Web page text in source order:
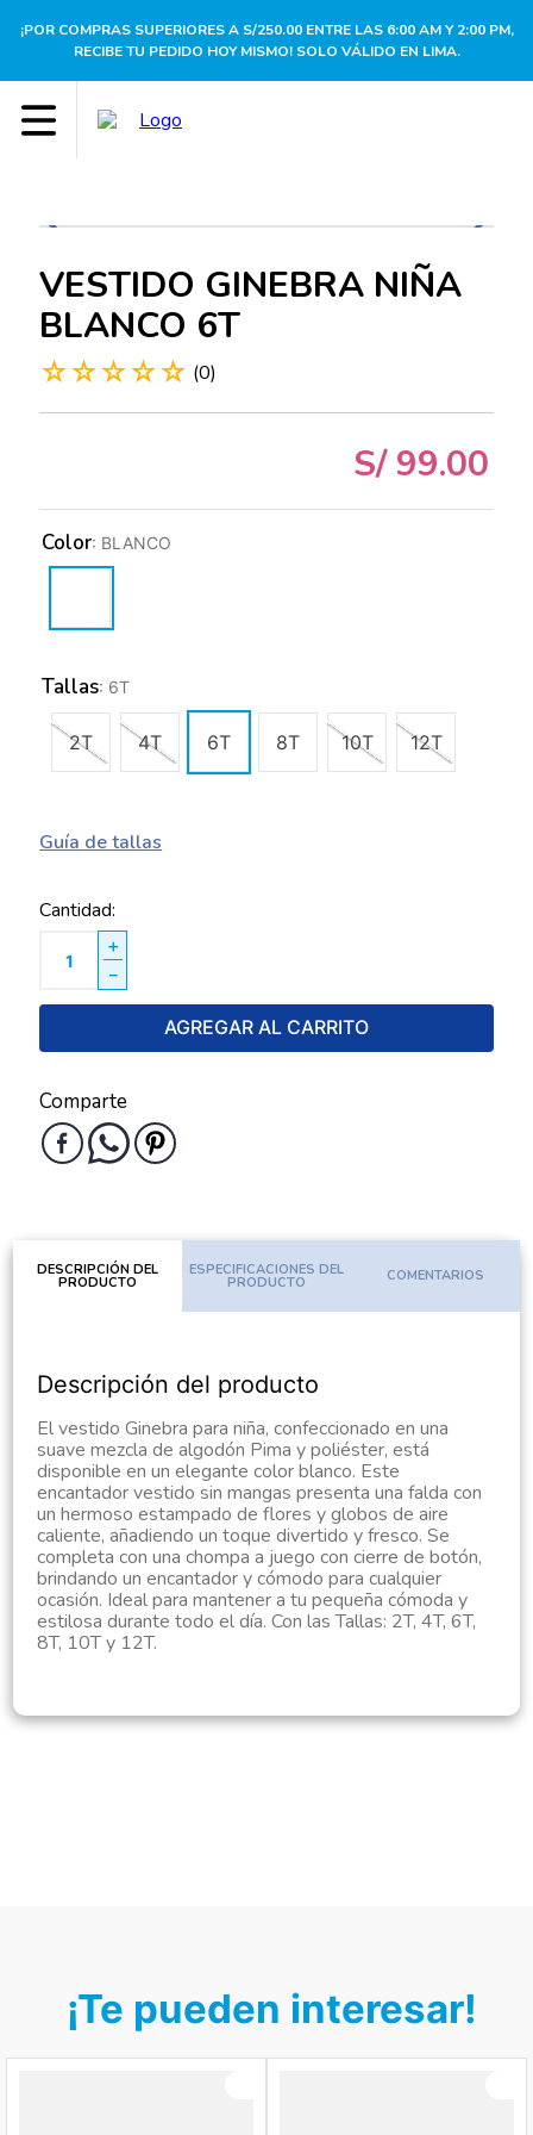
¡POR COMPRAS SUPERIORES A S/250.00 ENTRE LAS 6:00 AM Y 2:00 PM,
RECIBE TU PEDIDO HOY MISMO! SOLO VÁLIDO EN LIMA.
VESTIDO GINEBRA NIÑA
BLANCO 6T
☆☆☆☆☆ (0)
S/ 99.00
Tallas: 6T
2T 4T 6T 8T 10T 12T
Color: BLANCO
Guía de tallas
Cantidad
＋
－
AGREGAR AL CARRITO
Comparte
DESCRIPCIÓN DEL
PRODUCTO
ESPECIFICACIONES DEL
PRODUCTO COMENTARIOS
Descripción del producto
El vestido Ginebra para niña, confeccionado en una
suave mezcla de algodón Pima y poliéster, está
disponible en un elegante color blanco. Este
encantador vestido sin mangas presenta una falda con
un hermoso estampado de flores y globos de aire
caliente, añadiendo un toque divertido y fresco. Se
completa con una chompa a juego con cierre de botón,
brindando un encantador y cómodo para cualquier
ocasión. Ideal para mantener a tu pequeña cómoda y
estilosa durante todo el día. Con las Tallas: 2T, 4T, 6T,
8T, 10T y 12T.
¡Te pueden interesar!